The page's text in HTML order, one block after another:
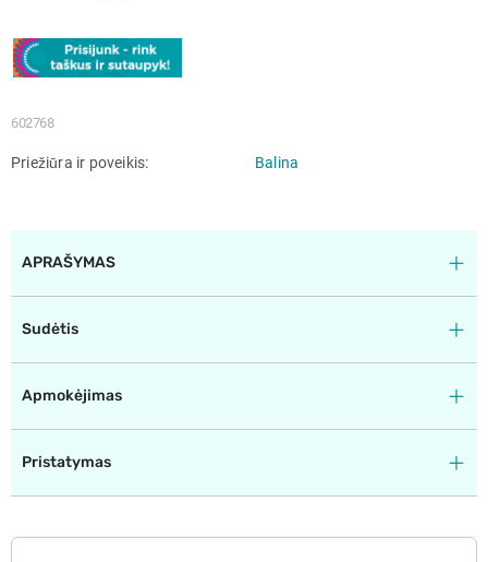
602768
Priežiūra ir poveikis Balina
APRAŠYMAS
Sudėtis
Apmokėjimas
Pristatymas